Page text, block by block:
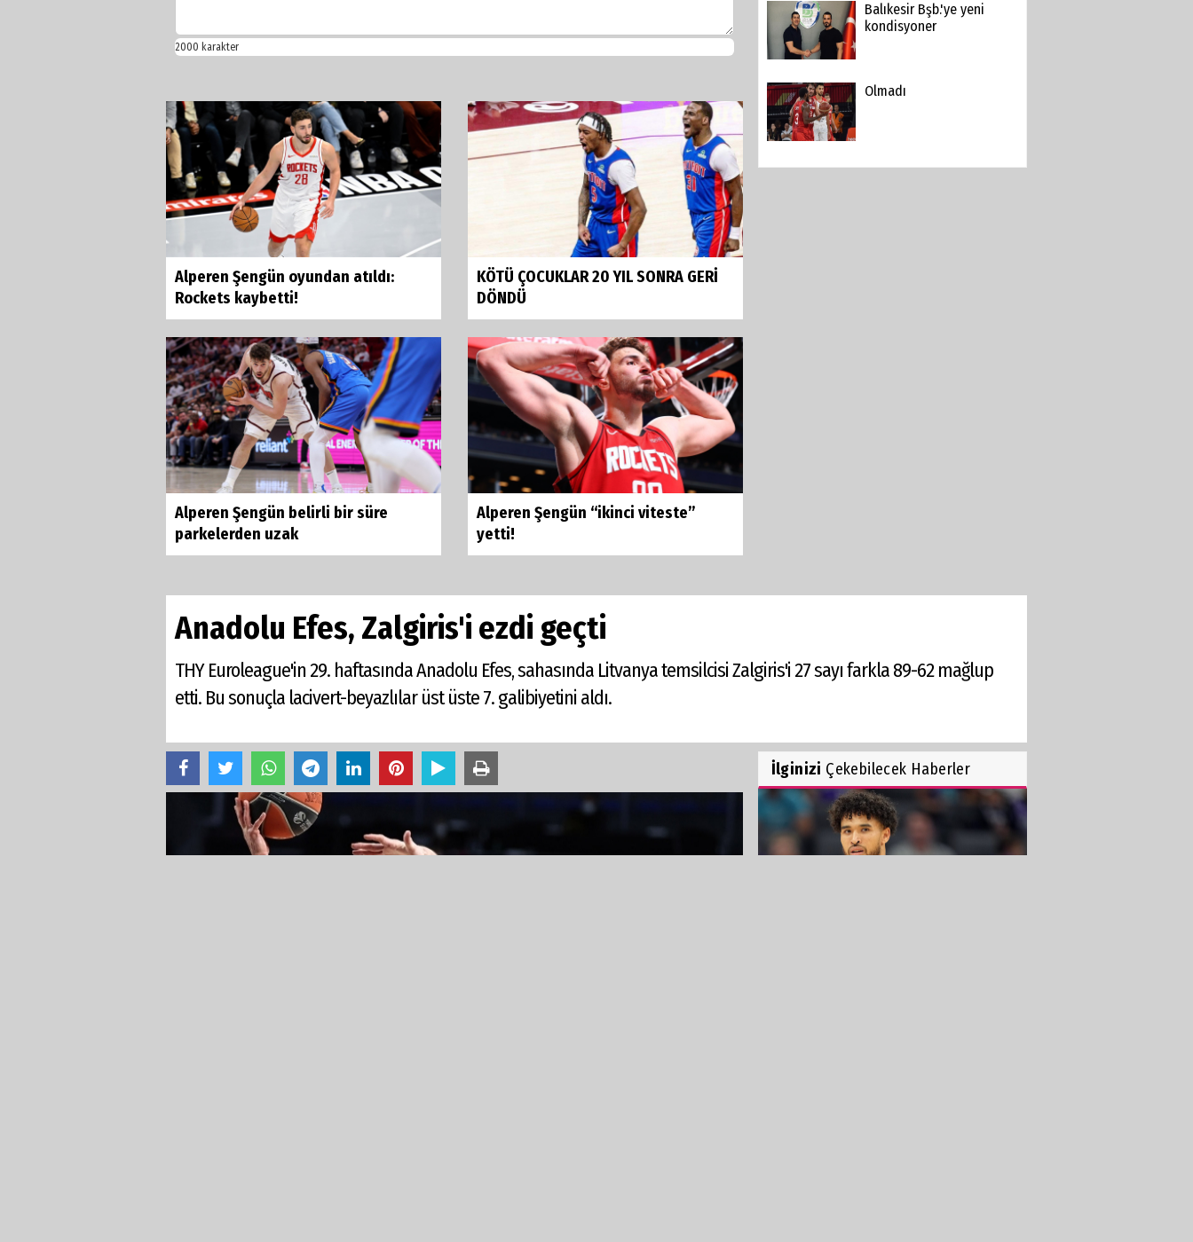
Alperen Şengün oyundan atıldı:
Rockets kaybetti!
KÖTÜ ÇOCUKLAR 20 YIL SONRA GERİ
DÖNDÜ
Alperen Şengün belirli bir süre
parkelerden uzak
Alperen Şengün “ikinci viteste”
yetti!
Balıkesir Bşb.'ye yeni
kondisyoner
Olmadı
Anadolu Efes, Zalgiris'i ezdi geçti
THY Euroleague'in 29. haftasında Anadolu Efes, sahasında Litvanya temsilcisi Zalgiris'i 27 sayı farkla 89-62 mağlup
etti. Bu sonuçla lacivert-beyazlılar üst üste 7. galibiyetini aldı.
İlginizi Çekebilecek Haberler